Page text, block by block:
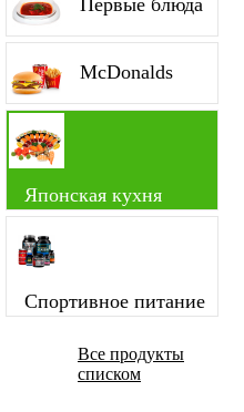
Первые блюда
McDonalds
Японская кухня
Спортивное питание
Все продукты
списком